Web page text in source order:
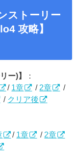
ストーリー
攻略】
ー)】
：
/ 1章 / 2章
/
/ クリア後
/ 1章 / 2章